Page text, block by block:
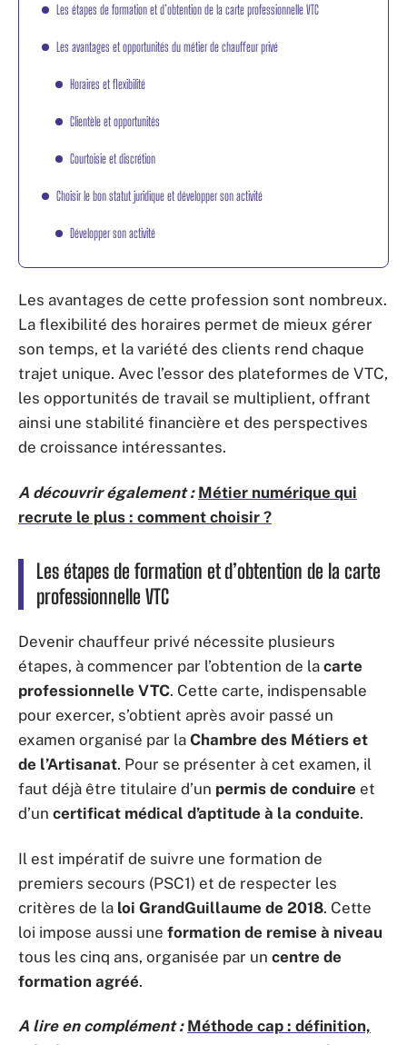
Les étapes de formation et d’obtention de la carte professionnelle VTC
Les avantages et opportunités du métier de chauffeur privé
Horaires et flexibilité
Clientèle et opportunités
Courtoisie et discrétion
Choisir le bon statut juridique et développer son activité
Développer son activité
Les avantages de cette profession sont nombreux.
La flexibilité des horaires permet de mieux gérer
son temps, et la variété des clients rend chaque
trajet unique. Avec l’essor des plateformes de VTC,
les opportunités de travail se multiplient, offrant
ainsi une stabilité financière et des perspectives
de croissance intéressantes.
A découvrir également : Métier numérique qui
recrute le plus : comment choisir ?
Les étapes de formation et d’obtention de la carte
professionnelle VTC
Devenir chauffeur privé nécessite plusieurs
étapes, à commencer par l’obtention de la carte
professionnelle VTC. Cette carte, indispensable
pour exercer, s’obtient après avoir passé un
examen organisé par la Chambre des Métiers et
de l’Artisanat. Pour se présenter à cet examen, il
faut déjà être titulaire d’un permis de conduire et
d’un certificat médical d’aptitude à la conduite.
Il est impératif de suivre une formation de
premiers secours (PSC1) et de respecter les
critères de la loi GrandGuillaume de 2018. Cette
loi impose aussi une formation de remise à niveau
tous les cinq ans, organisée par un centre de
formation agréé.
A lire en complément : Méthode cap : définition,